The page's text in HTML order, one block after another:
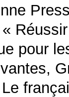
pour